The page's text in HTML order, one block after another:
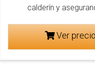
calderín y
Ver